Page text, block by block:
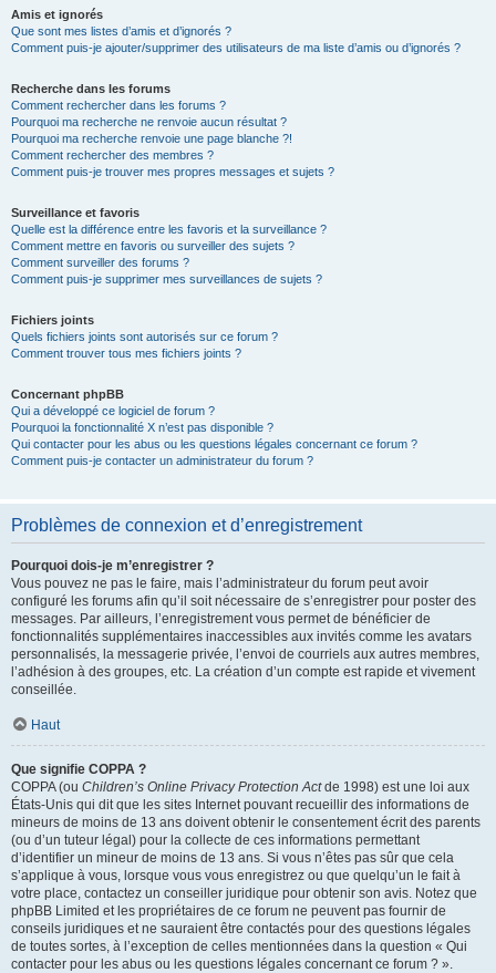
Amis et ignorés
Que sont mes listes d’amis et d’ignorés ?
Comment puis-je ajouter/supprimer des utilisateurs de ma liste d’amis ou d’ignorés ?
Recherche dans les forums
Comment rechercher dans les forums ?
Pourquoi ma recherche ne renvoie aucun résultat ?
Pourquoi ma recherche renvoie une page blanche ?!
Comment rechercher des membres ?
Comment puis-je trouver mes propres messages et sujets ?
Surveillance et favoris
Quelle est la différence entre les favoris et la surveillance ?
Comment mettre en favoris ou surveiller des sujets ?
Comment surveiller des forums ?
Comment puis-je supprimer mes surveillances de sujets ?
Fichiers joints
Quels fichiers joints sont autorisés sur ce forum ?
Comment trouver tous mes fichiers joints ?
Concernant phpBB
Qui a développé ce logiciel de forum ?
Pourquoi la fonctionnalité X n’est pas disponible ?
Qui contacter pour les abus ou les questions légales concernant ce forum ?
Comment puis-je contacter un administrateur du forum ?
Problèmes de connexion et d’enregistrement
Pourquoi dois-je m’enregistrer ?
Vous pouvez ne pas le faire, mais l’administrateur du forum peut avoir
configuré les forums afin qu’il soit nécessaire de s’enregistrer pour poster des
messages. Par ailleurs, l’enregistrement vous permet de bénéficier de
fonctionnalités supplémentaires inaccessibles aux invités comme les avatars
personnalisés, la messagerie privée, l’envoi de courriels aux autres membres,
l’adhésion à des groupes, etc. La création d’un compte est rapide et vivement
conseillée.
Haut
Que signifie COPPA ?
COPPA (ou Children’s Online Privacy Protection Actde 1998) est une loi aux
États-Unis qui dit que les sites Internet pouvant recueillir des informations de
mineurs de moins de 13 ans doivent obtenir le consentement écrit des parents
(ou d’un tuteur légal) pour la collecte de ces informations permettant
d’identifier un mineur de moins de 13 ans. Si vous n’êtes pas sûr que cela
s’applique à vous, lorsque vous vous enregistrez ou que quelqu’un le fait à
votre place, contactez un conseiller juridique pour obtenir son avis. Notez que
phpBB Limited et les propriétaires de ce forum ne peuvent pas fournir de
conseils juridiques et ne sauraient être contactés pour des questions légales
de toutes sortes, à l’exception de celles mentionnées dans la question « Qui
contacter pour les abus ou les questions légales concernant ce forum ? ».